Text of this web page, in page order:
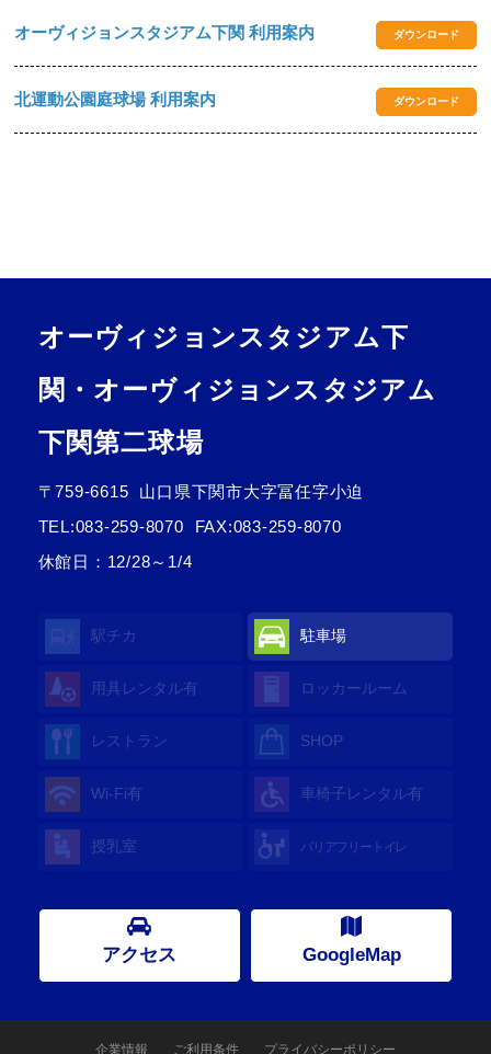
オーヴィジョンスタジアム下関 利用案内 ダウンロード
北運動公園庭球場 利用案内 ダウンロード
オーヴィジョンスタジアム下
関・オーヴィジョンスタジアム
下関第二球場
〒759-6615
山口県下関市大字冨任字小迫
TEL:083-259-8070
FAX:083-259-8070
休館日：12/28～1/4
駅チカ 駐車場
用具レンタル有 ロッカールーム
レストラン SHOP
Wi-Fi有 車椅子レンタル有
授乳室 バリアフリートイレ
アクセス GoogleMap
企業情報 ご利用条件 プライバシーポリシー